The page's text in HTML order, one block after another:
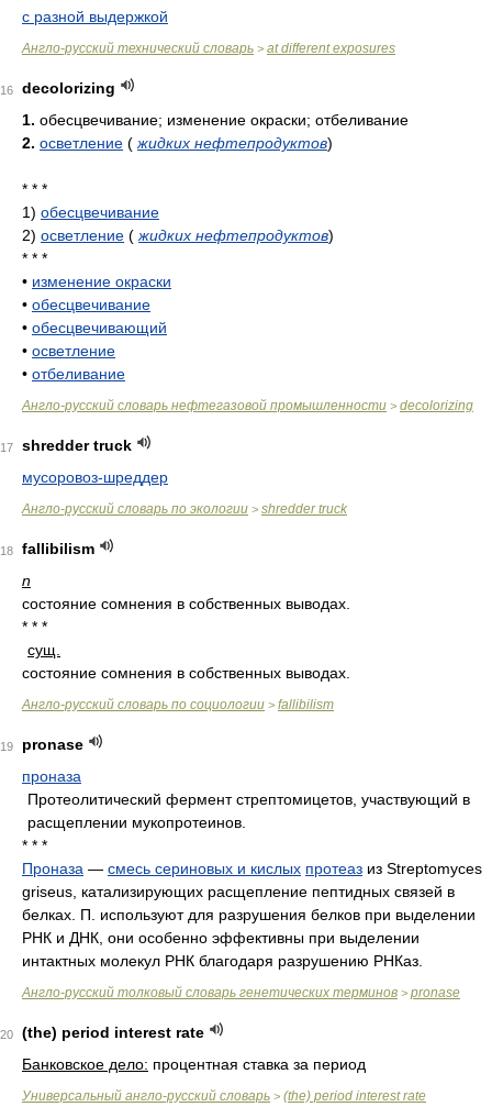
с разной выдержкой
Англо-русский технический словарь > at different exposures
16
decolorizing
1. обесцвечивание; изменение окраски; отбеливание
2. осветление ( жидких нефтепродуктов)
* * *
1) обесцвечивание
2) осветление ( жидких нефтепродуктов)
* * *
• изменение окраски
• обесцвечивание
• обесцвечивающий
• осветление
• отбеливание
Англо-русский словарь нефтегазовой промышленности > decolorizing
17
shredder truck
мусоровоз-шреддер
Англо-русский словарь по экологии > shredder truck
18
fallibilism
n
состояние сомнения в собственных выводах.
* * *
сущ.
состояние сомнения в собственных выводах.
Англо-русский словарь по социологии > fallibilism
19
pronase
проназа
Протеолитический фермент стрептомицетов, участвующий в
расщеплении мукопротеинов.
* * *
Проназа — смесь сериновых и кислых протеаз из Streptomyces
griseus, катализирующих расщепление пептидных связей в
белках. П. используют для разрушения белков при выделении
РНК и ДНК, они особенно эффективны при выделении
интактных молекул РНК благодаря разрушению РНКаз.
Англо-русский толковый словарь генетических терминов > pronase
20
(the) period interest rate
Банковское дело: процентная ставка за период
Универсальный англо-русский словарь > (the) period interest rate